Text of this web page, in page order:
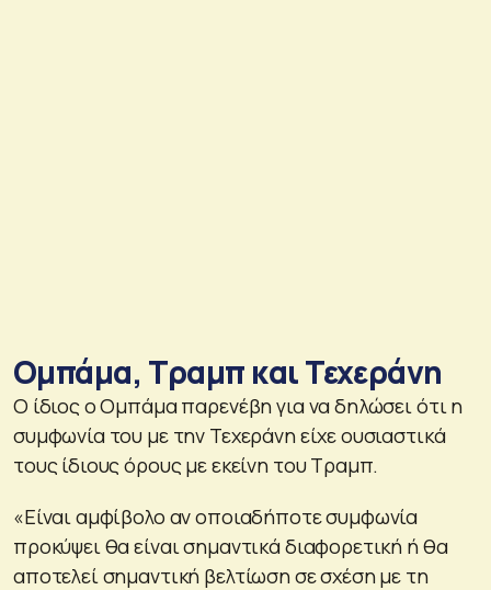
Ομπάμα, Τραμπ και Τεχεράνη
Ο ίδιος ο Ομπάμα παρενέβη για να δηλώσει ότι η
συμφωνία του με την Τεχεράνη είχε ουσιαστικά
τους ίδιους όρους με εκείνη του Τραμπ.
«Είναι αμφίβολο αν οποιαδήποτε συμφωνία
προκύψει θα είναι σημαντικά διαφορετική ή θα
αποτελεί σημαντική βελτίωση σε σχέση με τη